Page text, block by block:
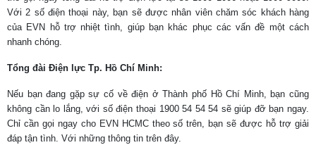
Với 2 số điện thoại này, bạn sẽ được nhân viên chăm sóc khách hàng
của EVN hỗ trợ nhiệt tình, giúp bạn khác phục các vấn đề một cách
nhanh chóng.
Tổng đài Điện lực Tp. Hồ Chí Minh:
Nếu bạn đang gặp sự cố về điện ở Thành phố Hồ Chí Minh, bạn cũng
không cần lo lắng, với số điện thoại 1900 54 54 54 sẽ giúp đỡ bạn ngay.
Chỉ cần gọi ngay cho EVN HCMC theo số trên, bạn sẽ được hỗ trợ giải
đáp tận tình. Với những thông tin trên đây.